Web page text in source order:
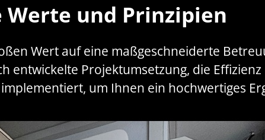
Werte und Prinzipien
Wert auf eine maßgeschneiderte
entwickelte Projektumsetzung, die
um Ihnen ein hochwertiges